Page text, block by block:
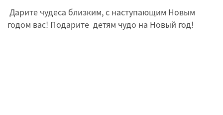
Дарите чудеса близким, с наступающим Новым
годом вас! Подарите детям чудо на Новый год!